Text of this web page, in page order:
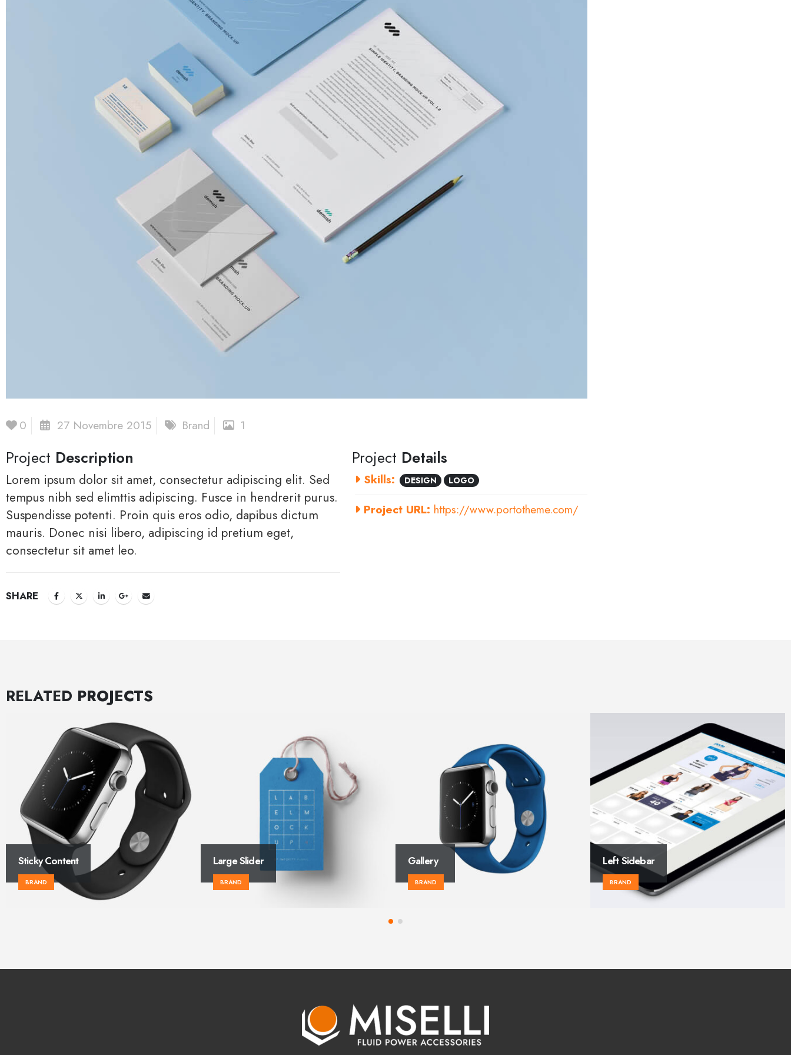
0 27 Novembre 2015 Brand 1
Project Description
Lorem ipsum dolor sit amet, consectetur adipiscing elit. Sed
tempus nibh sed elimttis adipiscing. Fusce in hendrerit purus.
Suspendisse potenti. Proin quis eros odio, dapibus dictum
mauris. Donec nisi libero, adipiscing id pretium eget,
consectetur sit amet leo.
SHARE
Project Details
Skills: DESIGN LOGO
Project URL: https://www.portotheme.com/
RELATED PROJECTS
Large Slider
BRAND
Gallery
BRAND
Left Sidebar
BRAND
Left and Right Sidebar
BRAND